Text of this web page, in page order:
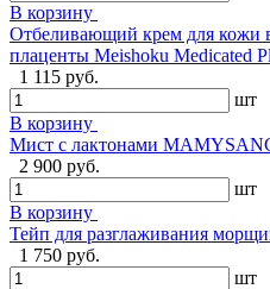
В корзину
Отбеливающий крем для кожи
плаценты Meishoku Medicated
1 115 руб.
шт
В корзину
Мист с лактонами
2 900 руб.
шт
В корзину
Тейп для разглаживания
1 750 руб.
шт